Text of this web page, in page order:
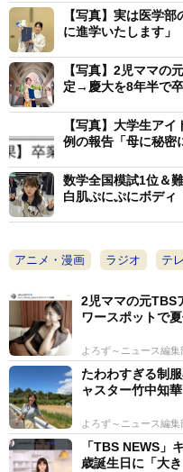
【写真】実は医学
に進学いたします」
【写真】2児ママ
定→慶大を8年半で
【写真】大学生ア
例の報告「母に秘密
数学全国模試1位＆
白肌ぷにぷにボディ
アニメ・漫画 ラジオ テ
2児ママの元TBS
ワースポットで
よろず～ニュース編集
たわわすぎる制
ャスター竹中知
よろず～ニュース編集
「TBS NEWS
歳誕生日に「大